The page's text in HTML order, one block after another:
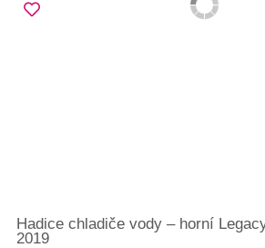
Hadice chladiče vody – horní
2019